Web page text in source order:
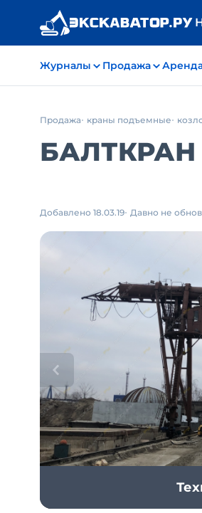
Журналы Продажа
Продажа краны подъемные
БАЛТКРАН
Добавлено 18.03.19 Давно не